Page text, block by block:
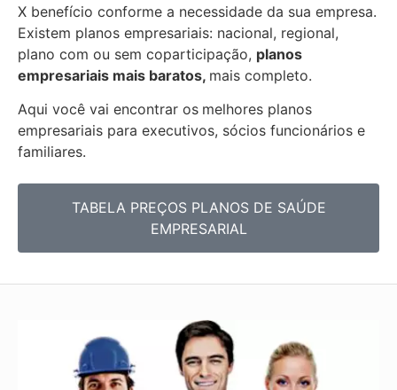
X benefício conforme a necessidade da sua empresa.
Existem planos empresariais: nacional, regional,
plano com ou sem coparticipação, planos
empresariais mais baratos, mais completo.
Aqui você vai encontrar os melhores planos
empresariais para executivos, sócios funcionários e
familiares.
TABELA PREÇOS PLANOS DE SAÚDE
EMPRESARIAL